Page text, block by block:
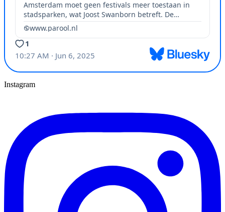
Instagram